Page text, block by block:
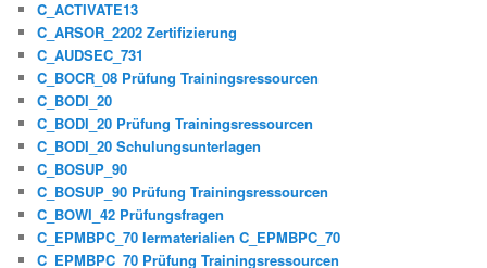
C_ACTIVATE13
C_ARSOR_2202 Zertifizierung
C_AUDSEC_731
C_BOCR_08 Prüfung Trainingsressourcen
C_BODI_20
C_BODI_20 Prüfung Trainingsressourcen
C_BODI_20 Schulungsunterlagen
C_BOSUP_90
C_BOSUP_90 Prüfung Trainingsressourcen
C_BOWI_42 Prüfungsfragen
C_EPMBPC_70 lermaterialien C_EPMBPC_70
C_EPMBPC_70 Prüfung Trainingsressourcen